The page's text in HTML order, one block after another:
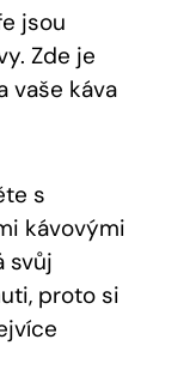
jsou
Zde je
vaše káva
s
kávovými
svůj
proto si